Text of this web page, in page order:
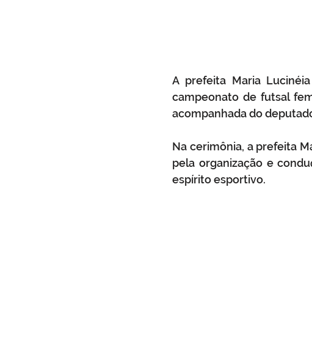
A prefeita Maria
campeonato de futsal
acompanhada do
Na cerimônia, a prefeita
pela organização e
espírito esportivo.